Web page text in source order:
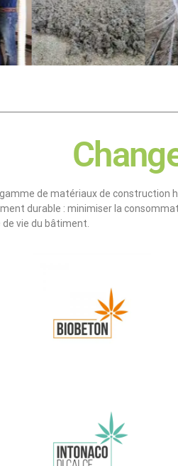
de matériaux de
durable : minimiser la
vie du bâtiment.